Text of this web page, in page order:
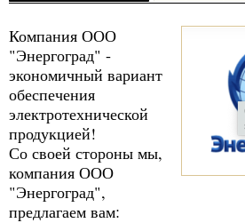
Компания ООО
"Энергоград" -
экономичный вариант
обеспечения
электротехнической
продукцией!
Со своей стороны мы,
компания ООО
"Энергоград",
предлагаем вам: